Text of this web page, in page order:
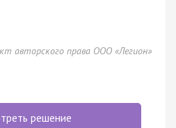
авторского права ООО «Легион»
решение